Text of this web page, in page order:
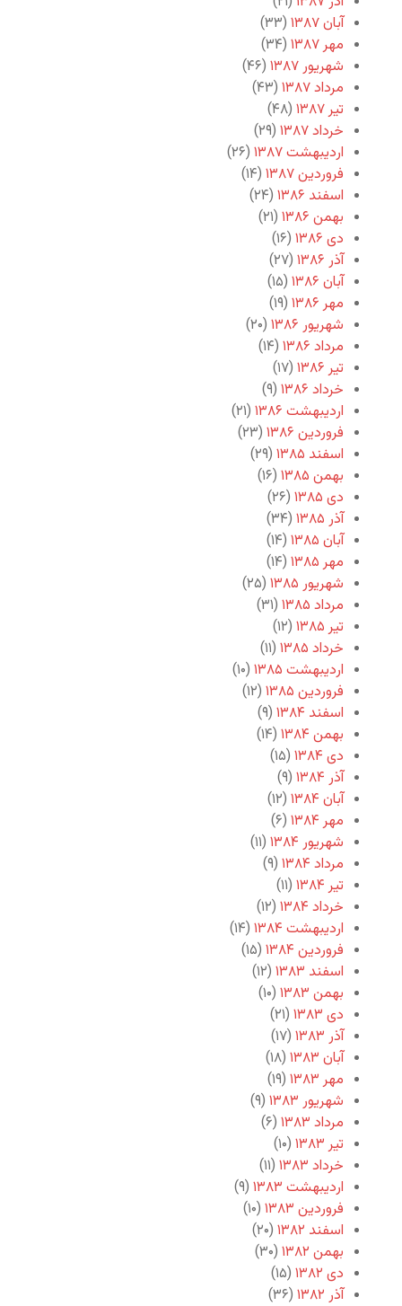
آبان ۱۳۸۷
(۳۳)
مهر ۱۳۸۷
(۳۴)
شهریور ۱۳۸۷
(۴۶)
مرداد ۱۳۸۷
(۴۳)
تیر ۱۳۸۷
(۴۸)
خرداد ۱۳۸۷
(۲۹)
اردیبهشت ۱۳۸۷
(۲۶)
فروردین ۱۳۸۷
(۱۴)
اسفند ۱۳۸۶
(۲۴)
بهمن ۱۳۸۶
(۲۱)
دی ۱۳۸۶
(۱۶)
آذر ۱۳۸۶
(۲۷)
آبان ۱۳۸۶
(۱۵)
مهر ۱۳۸۶
(۱۹)
شهریور ۱۳۸۶
(۲۰)
مرداد ۱۳۸۶
(۱۴)
تیر ۱۳۸۶
(۱۷)
خرداد ۱۳۸۶
(۹)
اردیبهشت ۱۳۸۶
(۲۱)
فروردین ۱۳۸۶
(۲۳)
اسفند ۱۳۸۵
(۲۹)
بهمن ۱۳۸۵
(۱۶)
دی ۱۳۸۵
(۲۶)
آذر ۱۳۸۵
(۳۴)
آبان ۱۳۸۵
(۱۴)
مهر ۱۳۸۵
(۱۴)
شهریور ۱۳۸۵
(۲۵)
مرداد ۱۳۸۵
(۳۱)
تیر ۱۳۸۵
(۱۲)
خرداد ۱۳۸۵
(۱۱)
اردیبهشت ۱۳۸۵
(۱۰)
فروردین ۱۳۸۵
(۱۲)
اسفند ۱۳۸۴
(۹)
بهمن ۱۳۸۴
(۱۴)
دی ۱۳۸۴
(۱۵)
آذر ۱۳۸۴
(۹)
آبان ۱۳۸۴
(۱۲)
مهر ۱۳۸۴
(۶)
شهریور ۱۳۸۴
(۱۱)
مرداد ۱۳۸۴
(۹)
تیر ۱۳۸۴
(۱۱)
خرداد ۱۳۸۴
(۱۲)
اردیبهشت ۱۳۸۴
(۱۴)
فروردین ۱۳۸۴
(۱۵)
اسفند ۱۳۸۳
(۱۲)
بهمن ۱۳۸۳
(۱۰)
دی ۱۳۸۳
(۲۱)
آذر ۱۳۸۳
(۱۷)
آبان ۱۳۸۳
(۱۸)
مهر ۱۳۸۳
(۱۹)
شهریور ۱۳۸۳
(۹)
مرداد ۱۳۸۳
(۶)
تیر ۱۳۸۳
(۱۰)
خرداد ۱۳۸۳
(۱۱)
اردیبهشت ۱۳۸۳
(۹)
فروردین ۱۳۸۳
(۱۰)
اسفند ۱۳۸۲
(۲۰)
بهمن ۱۳۸۲
(۳۰)
دی ۱۳۸۲
(۱۵)
آذر ۱۳۸۲
(۳۶)